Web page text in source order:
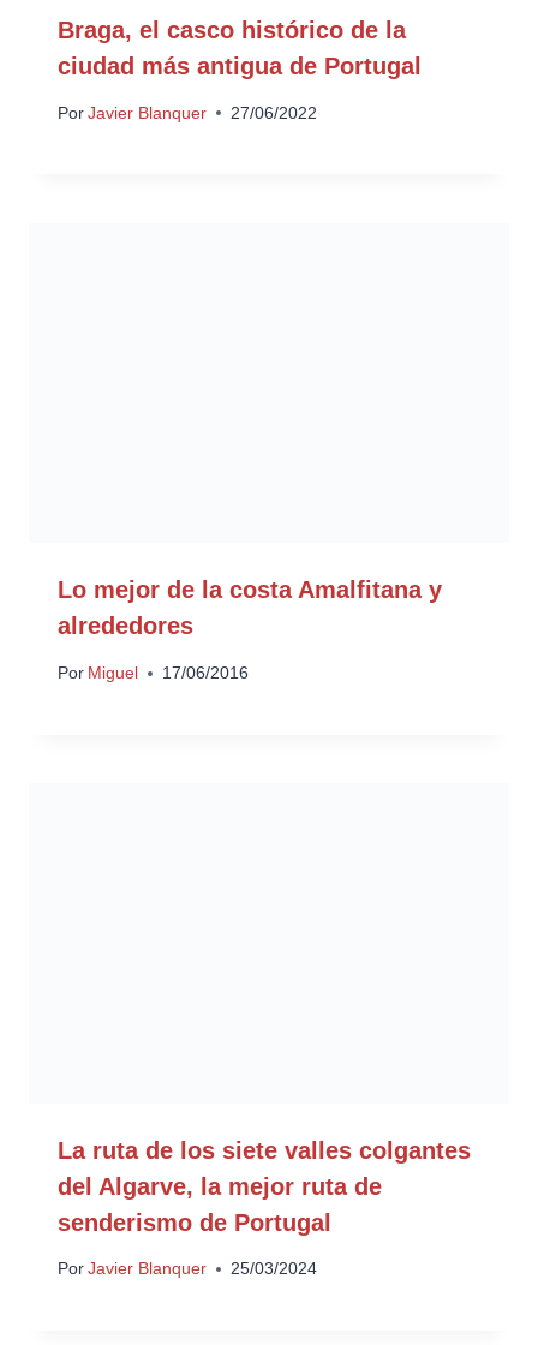
Braga, el casco histórico de la
ciudad más antigua de Portugal
Por Javier Blanquer 27/06/2022
Lo mejor de la costa Amalfitana y
alrededores
Por Miguel 17/06/2016
La ruta de los siete valles colgantes
del Algarve, la mejor ruta de
senderismo de Portugal
Por Javier Blanquer 25/03/2024